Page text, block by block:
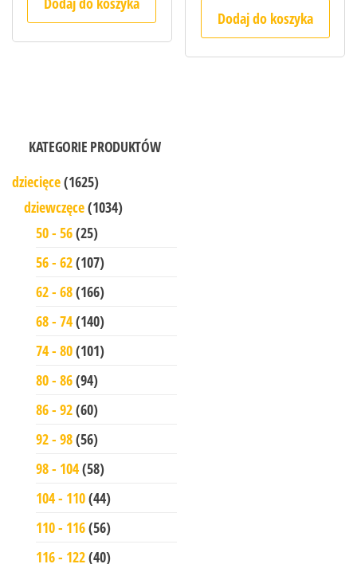
Dodaj do koszyka
KATEGORIE PRODUKTÓW
dziecięce(1625)
dziewczęce(1034)
50 - 56(25)
56 - 62(107)
62 - 68(166)
68 - 74(140)
74 - 80(101)
80 - 86(94)
86 - 92(60)
92 - 98(56)
98 - 104(58)
104 - 110(44)
110 - 116(56)
116 - 122(40)